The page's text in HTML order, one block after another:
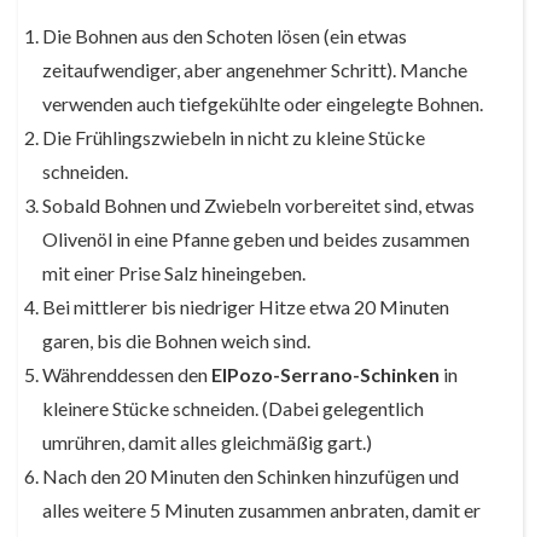
Die Bohnen aus den Schoten lösen (ein etwas
zeitaufwendiger, aber angenehmer Schritt). Manche
verwenden auch tiefgekühlte oder eingelegte Bohnen.
Die Frühlingszwiebeln in nicht zu kleine Stücke
schneiden.
Sobald Bohnen und Zwiebeln vorbereitet sind, etwas
Olivenöl in eine Pfanne geben und beides zusammen
mit einer Prise Salz hineingeben.
Bei mittlerer bis niedriger Hitze etwa 20 Minuten
garen, bis die Bohnen weich sind.
Währenddessen den ElPozo-Serrano-Schinken in
kleinere Stücke schneiden. (Dabei gelegentlich
umrühren, damit alles gleichmäßig gart.)
Nach den 20 Minuten den Schinken hinzufügen und
alles weitere 5 Minuten zusammen anbraten, damit er